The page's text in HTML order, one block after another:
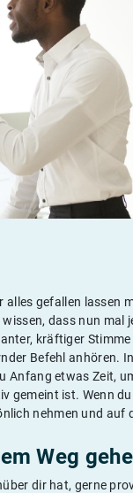
gefallen lassen
dass nun mal
kräftiger
Befehl anhören.
etwas Zeit,
gemeint ist. Wenn
nehmen und auf
Weg
dir hat, gerne